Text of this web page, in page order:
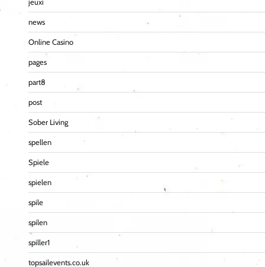
jeuxi
news
Online Casino
pages
part8
post
Sober Living
spellen
Spiele
spielen
spile
spilen
spiller1
topsailevents.co.uk